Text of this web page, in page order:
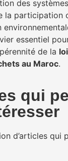
des
la participation
essentiel
de la
au Maroc.
qui
d’articles qui